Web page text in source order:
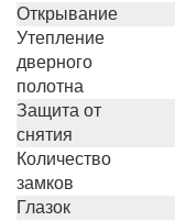
Открывание
Утепление
дверного
полотна
Защита от
снятия
Количество
замков
Глазок